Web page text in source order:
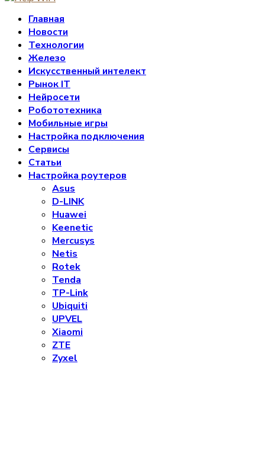
Главная
Новости
Технологии
Железо
Искусственный интелект
Рынок IT
Нейросети
Робототехника
Мобильные игры
Настройка подключения
Сервисы
Статьи
Настройка роутеров
Asus
D-LINK
Huawei
Keenetic
Mercusys
Netis
Rotek
Tenda
TP-Link
Ubiquiti
UPVEL
Xiaomi
ZTE
Zyxel